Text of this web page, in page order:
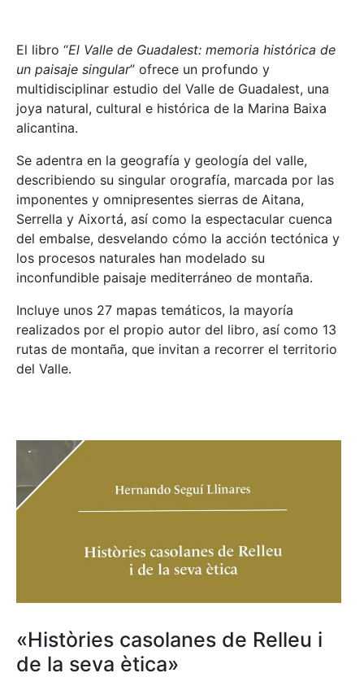
El libro “El Valle de Guadalest: memoria histórica de
un paisaje singular” ofrece un profundo y
multidisciplinar estudio del Valle de Guadalest, una
joya natural, cultural e histórica de la Marina Baixa
alicantina.
Se adentra en la geografía y geología del valle,
describiendo su singular orografía, marcada por las
imponentes y omnipresentes sierras de Aitana,
Serrella y Aixortá, así como la espectacular cuenca
del embalse, desvelando cómo la acción tectónica y
los procesos naturales han modelado su
inconfundible paisaje mediterráneo de montaña.
Incluye unos 27 mapas temáticos, la mayoría
realizados por el propio autor del libro, así como 13
rutas de montaña, que invitan a recorrer el territorio
del Valle.
«Històries casolanes de Relleu i
de la seva ètica»